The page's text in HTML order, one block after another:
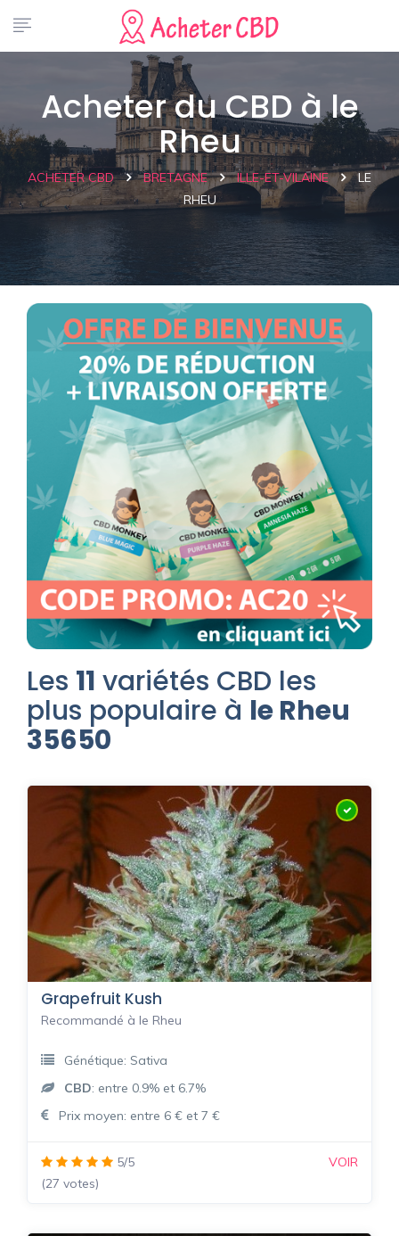
Acheter du CBD à le
Rheu
ACHETER CBD BRETAGNE ILLE-ET-VILAINE
LE
RHEU
Les 11 variétés CBD les
plus populaire à le Rheu
35650
Grapefruit Kush
Recommandé à le Rheu
Génétique: Sativa
CBD: entre 0.9% et 6.7%
Prix moyen: entre 6 € et 7 €
5/5
(27 votes)
VOIR